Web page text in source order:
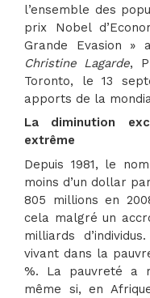
l’ensemble des
prix Nobel
Grande Evasion »
Christine Lagarde,
Toronto, le 13
apports de la
La diminution
extrême
Depuis 1981, le
moins d’un dollar
805 millions en
cela malgré un
milliards
vivant dans la
%. La pauvreté a
même si, en